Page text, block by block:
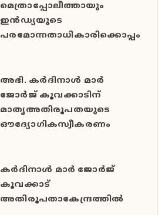
മെത്രാപ്പോലീത്തായും
ഇൻഡ്യയുടെ
പരമോന്നതാധികാരിക്കൊപ്പം
അഭി. കർദിനാൾ മാർ
ജോർജ് കൂവക്കാടിന്
മാതൃഅതിരൂപതയുടെ
ഔദ്യോഗികസ്വീകരണം
കർദിനാൾ മാർ ജോർജ്
കൂവക്കാട്
അതിരൂപതാകേന്ദ്രത്തിൽ